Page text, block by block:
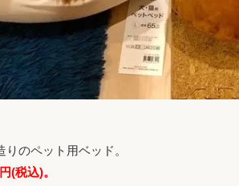
のペット用ベッド。
(税込)。